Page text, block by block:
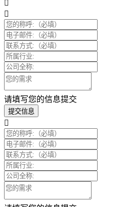
请填写您的信息提交
提交信息